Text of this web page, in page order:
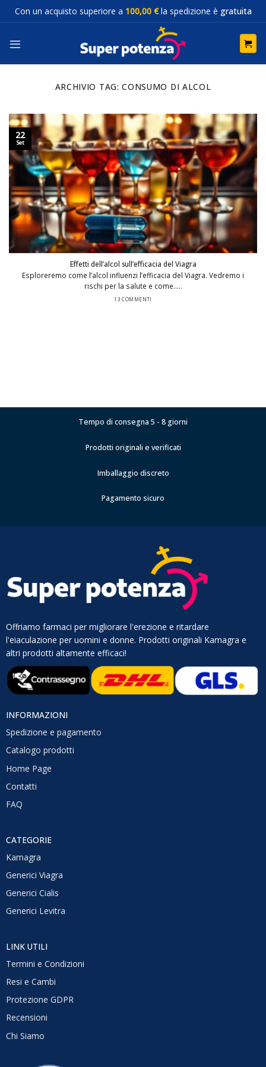
SaltaCon un acquisto superiore a 100,00 €la spedizione è gratuita
ARCHIVIO TAG:CONSUMO DI ALCOL
Effetti dell’alcol sull’efficacia del Viagra
Esploreremo come l’alcol influenzi l’efficacia del Viagra. Vedremo i
rischi per la salute e come.....
13 COMMENTI
22
Set
Tempo di consegna 5 - 8 giorni
Prodotti originali e verificati
Imballaggio discreto
Pagamento sicuro
Offriamo farmaci per migliorare l'erezione e ritardare
l'eiaculazione per uomini e donne. Prodotti originali Kamagra e
altri prodotti altamente efficaci!
INFORMAZIONI
Spedizione e pagamento
Catalogo prodotti
Home Page
Contatti
FAQ
CATEGORIE
Kamagra
Generici Viagra
Generici Cialis
Generici Levitra
LINK UTILI
Termini e Condizioni
Resi e Cambi
Protezione GDPR
Recensioni
Chi Siamo